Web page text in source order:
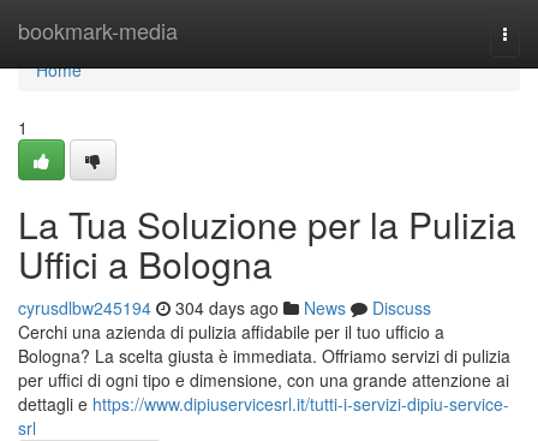
bookmark-media
Home
Home
1
La Tua Soluzione per la Pulizia
Uffici a Bologna
cyrusdlbw245194 304 days ago News
Discuss
Cerchi una azienda di pulizia affidabile per il tuo ufficio a
Bologna? La scelta giusta è immediata. Offriamo servizi di pulizia
per uffici di ogni tipo e dimensione, con una grande attenzione ai
dettagli e https://www.dipiuservicesrl.it/tutti-i-servizi-dipiu-service-
srl